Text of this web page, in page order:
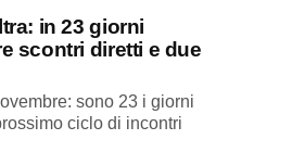
in 23 giorni
scontri diretti e due
sono 23 i giorni
ciclo di incontri